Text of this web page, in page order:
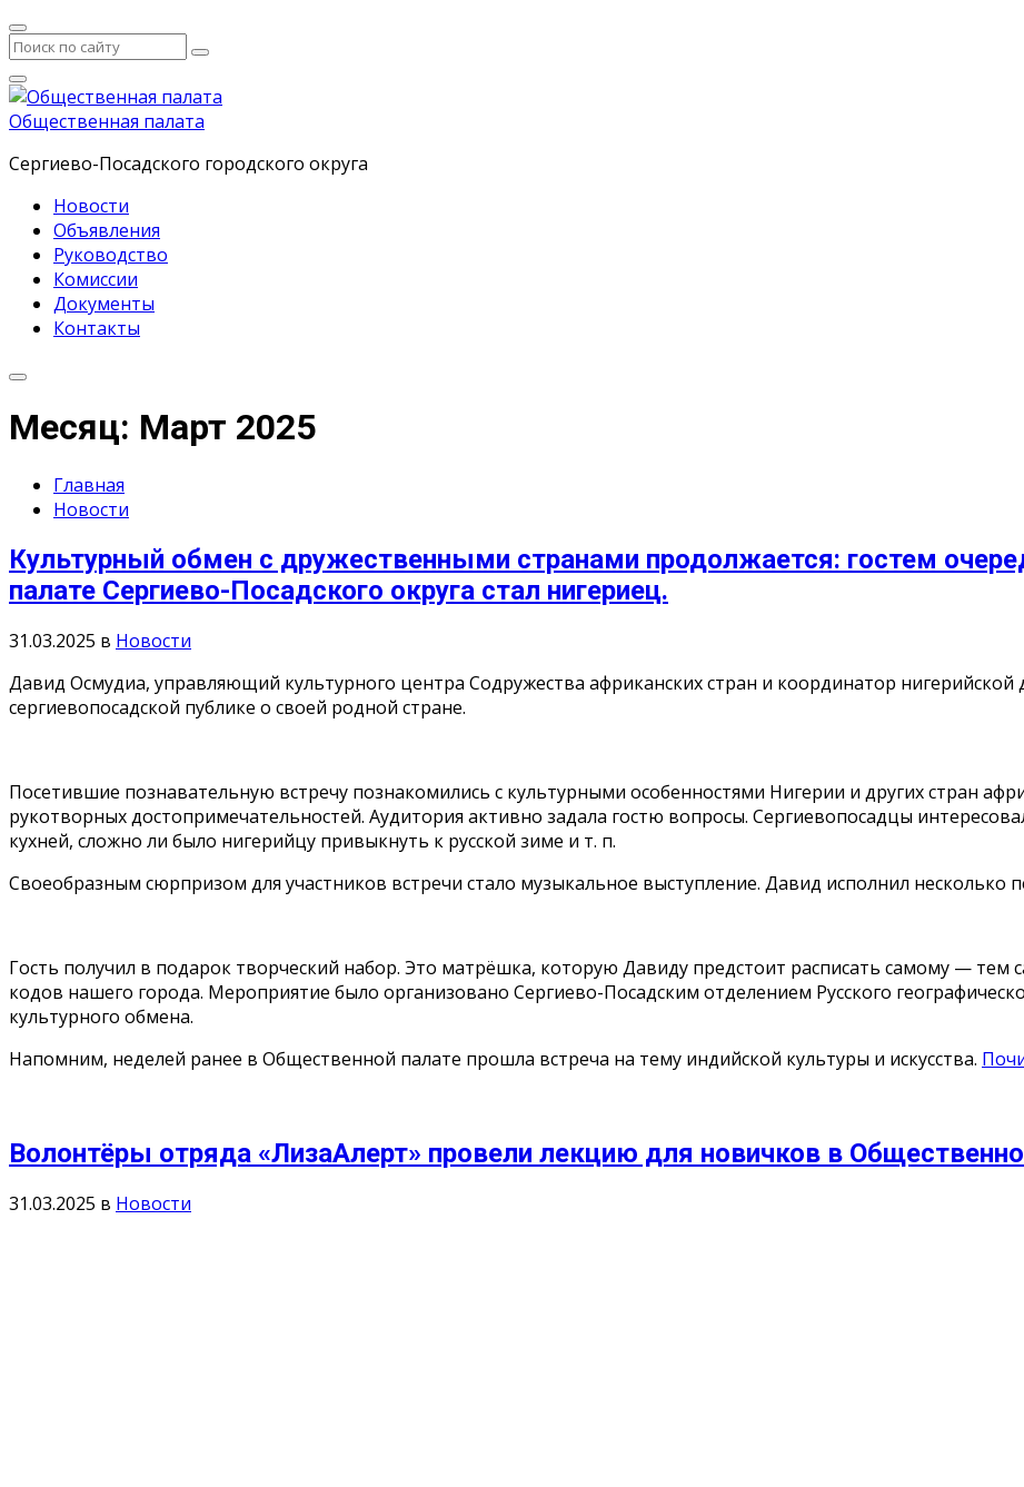
Общественная палата
Сергиево-Посадского городского округа
Новости
Объявления
Руководство
Комиссии
Документы
Контакты
Месяц: Март 2025
Главная
Новости
Культурный обмен с дружественными странами продолжается: гостем
палате Сергиево-Посадского округа стал нигериец.
31.03.2025 в Новости
Давид Осмудиа, управляющий культурного центра Содружества африканских стран и координатор нигерийской
сергиевопосадской публике о своей родной стране.
Посетившие познавательную встречу познакомились с культурными особенностями Нигерии и других стран
рукотворных достопримечательностей. Аудитория активно задала гостю вопросы. Сергиевопосадцы
кухней, сложно ли было нигерийцу привыкнуть к русской зиме и т. п.
Своеобразным сюрпризом для участников встречи стало музыкальное выступление. Давид исполнил несколько
Гость получил в подарок творческий набор. Это матрёшка, которую Давиду предстоит расписать самому —
кодов нашего города. Мероприятие было организовано Сергиево-Посадским отделением Русского
культурного обмена.
Напомним, неделей ранее в Общественной палате прошла встреча на тему индийской культуры и искусства.
Волонтёры отряда «ЛизаАлерт» провели лекцию для новичков в
31.03.2025 в Новости